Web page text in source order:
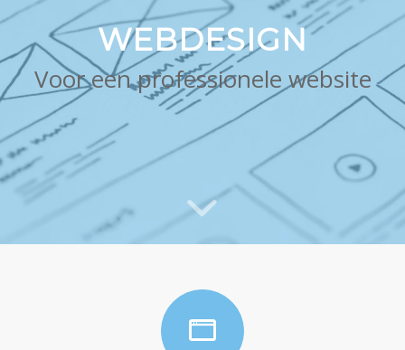
WEBDESIGN
Voor een professionele website